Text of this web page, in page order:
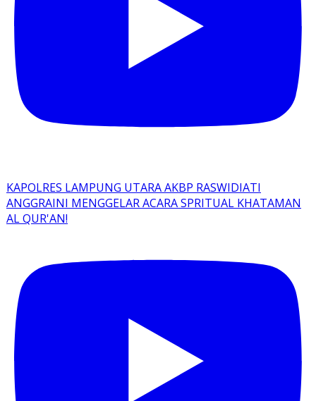
KAPOLRES LAMPUNG UTARA AKBP RASWIDIATI
ANGGRAINI MENGGELAR ACARA SPRITUAL KHATAMAN
AL QUR'AN!